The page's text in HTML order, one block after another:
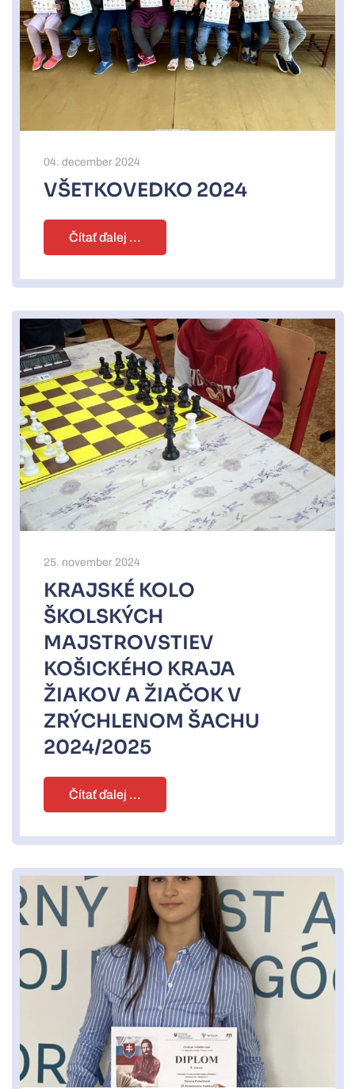
04. december 2024
VŠETKOVEDKO 2024
Čítať ďalej ...
25. november 2024
KRAJSKÉ KOLO
ŠKOLSKÝCH
MAJSTROVSTIEV
KOŠICKÉHO KRAJA
ŽIAKOV A ŽIAČOK V
ZRÝCHLENOM ŠACHU
2024/2025
Čítať ďalej ...